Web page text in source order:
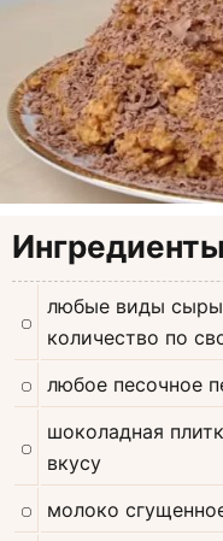
Ингредиенты
любые виды
количество по
любое песочное
шоколадная
вкусу
молоко